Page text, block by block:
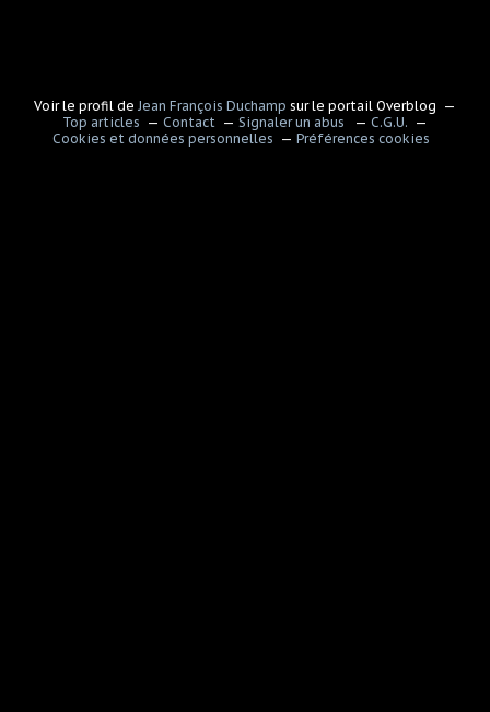
Voir le profil de Jean François Duchamp sur le portail Overblog
Top articles
Contact Signaler un abus
C.G.U.
Cookies et données personnelles
Préférences cookies